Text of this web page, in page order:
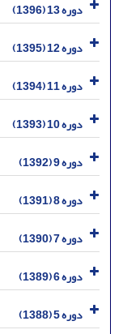
دوره 13 (1396)
دوره 12 (1395)
دوره 11 (1394)
دوره 10 (1393)
دوره 9 (1392)
دوره 8 (1391)
دوره 7 (1390)
دوره 6 (1389)
دوره 5 (1388)